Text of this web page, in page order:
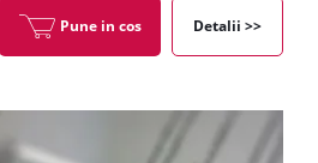
Pune in cos Detalii >>